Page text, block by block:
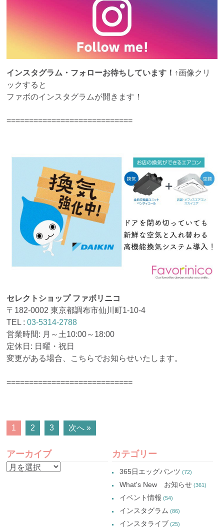
インスタグラム・フォローお待ちしています！ ↑画像クリ
ックすると
ファボのインスタグラムが開きます！
============================
セレクトショップ ファボリニコ
〒182-0002 東京都調布市仙川町1-10-4
TEL :03-5314-2788
営業時間: 月～土10:00～18:00
定休日: 日曜・祝日
変更がある場合、こちらでお知らせいたします。
============================
POSTS
NAVIGATION
1 2 3 次へ »
アーカイブ
ア
カテゴリー
365日エッグパンツ (72)
What's New お知らせ(361)
イベント情報 (54)
インスタグラム (86)
インスタライブ (25)